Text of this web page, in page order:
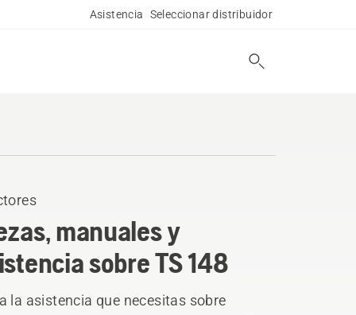
Asistencia Seleccionar distribuidor
manuales y
sobre TS 148
la asistencia que necesitas sobre